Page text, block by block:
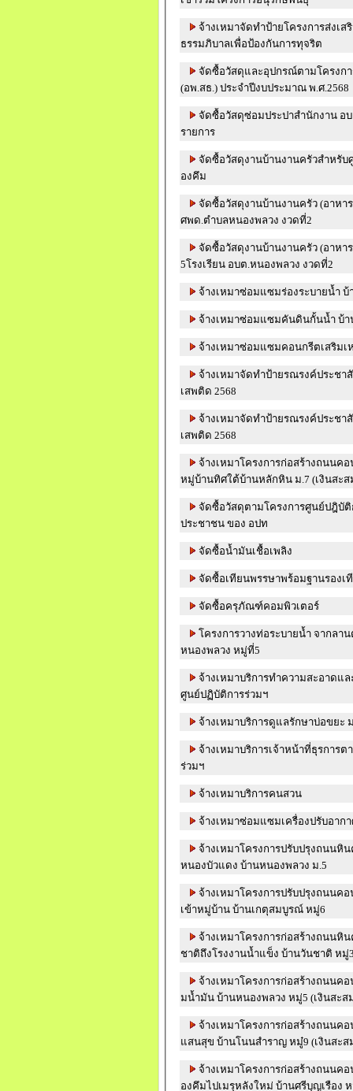
จ้างเหมาจัดทำป้ายโครงการส่งเ
ธรรมภิบาลเพื่อป้องกันการทุจริต
จัดซื้อวัสดุและอุปกรณ์ตามโครงก
(อพ.สธ.) ประจำปีงบประมาณ พ.ศ.2568
จัดซื้อวัสดุซ่อมประปาสำนักงาน อ
รายการ
จัดซื้อวัสดุงานบ้านงานครัวสำหรั
องคึม
จัดซื้อวัสดุงานบ้านงานครัว (อาหา
ศพด.ตำบลหนองพลวง งวดที่2
จัดซื้อวัสดุงานบ้านงานครัว (อาหา
5โรงเรียน อบต.หนองพลวง งวดที่2
จ้างเหมาซ่อมแซมร่องระบายน้ำ
จ้างเหมาซ่อมแซมคันดินกั้นน้ำ บ้า
จ้างเหมาซ่อมแซมคอนกรีตเสริมเ
จ้างเหมาจัดทำป้ายรณรงค์ประชา
เสพติด 2568
จ้างเหมาจัดทำป้ายรณรงค์ประชา
เสพติด 2568
จ้างเหมาโครงการก่อสร้างถนนค
หมู่บ้านทิศใต้บ้านหลักหิน ม.7 (เงินสะส
จัดซื้อวัสดุตามโครงการศูนย์ปฎิบัติ
ประชาชน ของ อปท
จัดซื้อน้ำมันเชื้อเพลิง
จัดซื้อเทียนพรรษาพร้อมฐานรองเ
จัดซื้อครุภัณฑ์คอมพิวเตอร์
โครงการวางท่อระบายน้ำ จากลา
หนองพลวง หมู่ที่5
จ้างเหมาบริการทำความสะอาดแล
ศูนย์ปฏิบัติการร่วมฯ
จ้างเหมาบริการดูแลรักษาบ่อขยะ
จ้างเหมาบริการเจ้าหน้าที่ธุรการ
ร่วมฯ
จ้างเหมาบริการคนสวน
จ้างเหมาซ่อมแซมเครื่องปรับอากา
จ้างเหมาโครงการปรับปรุงถนนหิ
หนองบัวแดง บ้านหนองพลวง ม.5
จ้างเหมาโครงการปรับปรุงถนนค
เข้าหมู่บ้าน บ้านเกตุสมบูรณ์ หมู่6
จ้างเหมาโครงการก่อสร้างถนนหิ
ชาติถึงโรงงานน้ำแข็ง บ้านวันชาติ หมู่
จ้างเหมาโครงการก่อสร้างถนนค
มน้ำมัน บ้านหนองพลวง หมู่5 (เงินสะส
จ้างเหมาโครงการก่อสร้างถนนค
แสนสุข บ้านโนนสำราญ หมู๋9 (เงินสะส
จ้างเหมาโครงการก่อสร้างถนนค
องคึมไปเมรุหลังใหม่ บ้านศรีบุญเรือง